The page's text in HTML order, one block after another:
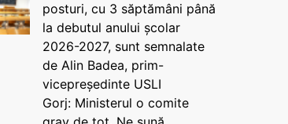
posturi, cu 3 săptămâni până
la debutul anului școlar
2026-2027, sunt semnalate
de Alin Badea, prim-
vicepreședinte USLI
Gorj: Ministerul o comite